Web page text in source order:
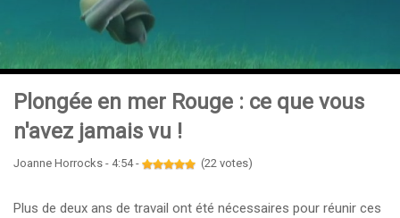
Plongée en mer Rouge : ce que vous
n'avez jamais vu !
Joanne Horrocks - 4:54 - (22 votes)
Plus de deux ans de travail ont été nécessaires pour réunir ces